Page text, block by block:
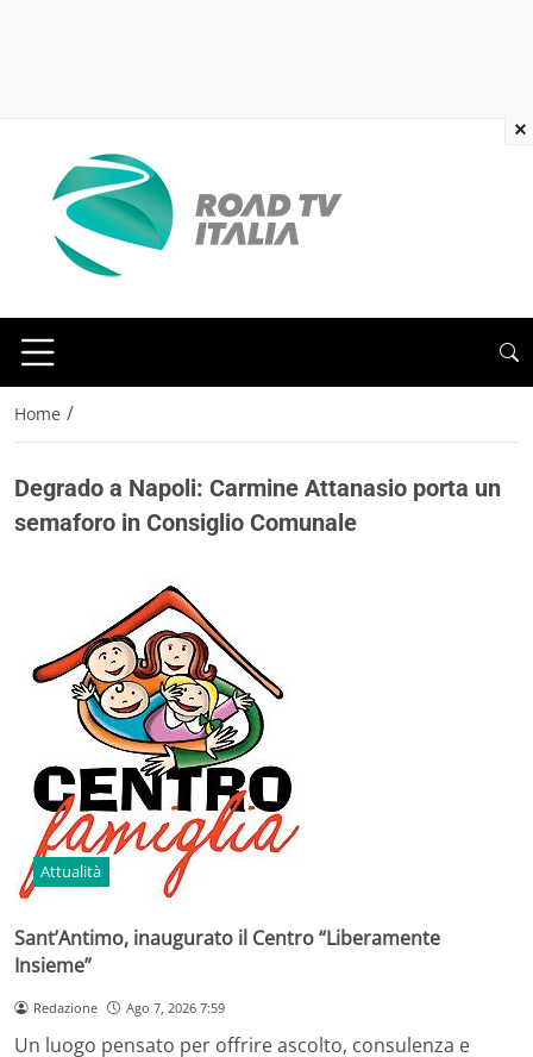
Home /
Degrado a Napoli: Carmine Attanasio porta un
semaforo in Consiglio Comunale
Attualità
Sant’Antimo, inaugurato il Centro “Liberamente
Insieme”
Redazione Ago 7, 2026 7:59
Un luogo pensato per offrire ascolto, consulenza e
×